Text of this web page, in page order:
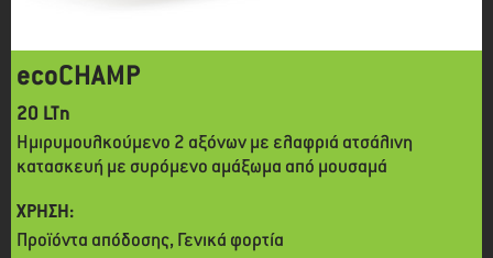
ecoCHAMP
20 LTn
Ημιρυμουλκούμενο 2 αξόνων με ελαφριά ατσάλινη
κατασκευή με συρόμενο αμάξωμα από μουσαμά
ΧΡΗΣΗ:
Προϊόντα απόδοσης, Γενικά φορτία